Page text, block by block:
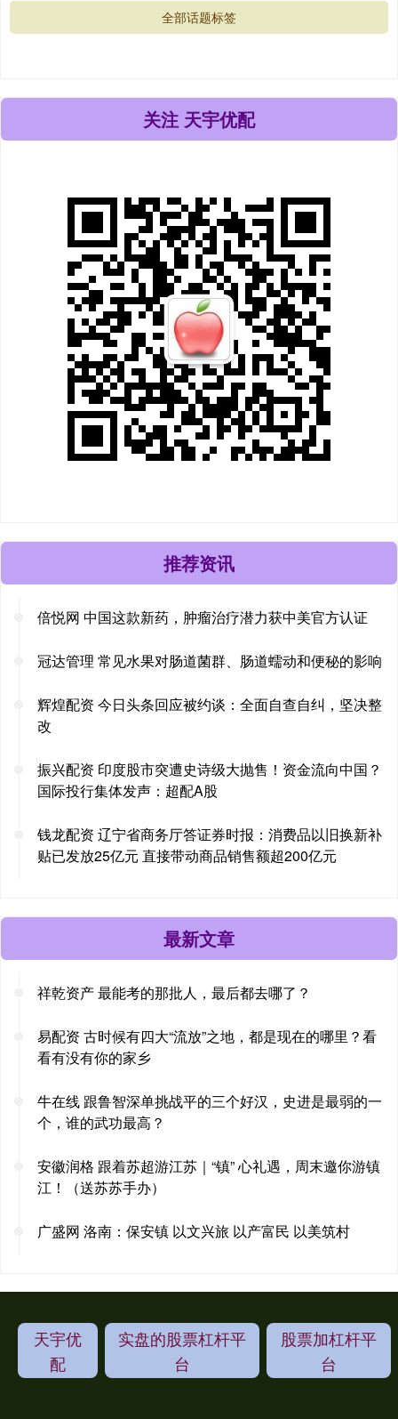
全部话题标签
关注 天宇优配
推荐资讯
倍悦网 中国这款新药，肿瘤治疗潜力获中美官方认证
冠达管理 常见水果对肠道菌群、肠道蠕动和便秘的影响
辉煌配资 今日头条回应被约谈：全面自查自纠，坚决整
改
振兴配资 印度股市突遭史诗级大抛售！资金流向中国？
国际投行集体发声：超配A股
钱龙配资 辽宁省商务厅答证券时报：消费品以旧换新补
贴已发放25亿元 直接带动商品销售额超200亿元
最新文章
祥乾资产 最能考的那批人，最后都去哪了？
易配资 古时候有四大“流放”之地，都是现在的哪里？看
看有没有你的家乡
牛在线 跟鲁智深单挑战平的三个好汉，史进是最弱的一
个，谁的武功最高？
安徽润格 跟着苏超游江苏｜“镇” 心礼遇，周末邀你游镇
江！（送苏苏手办）
广盛网 洛南：保安镇 以文兴旅 以产富民 以美筑村
天宇优
配
实盘的股票杠杆平
台
股票加杠杆平
台